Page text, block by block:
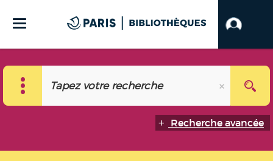
Recherche avancée